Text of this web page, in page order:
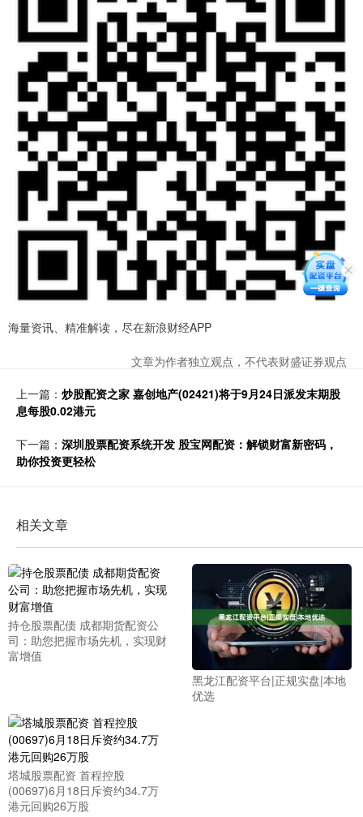
海量资讯、精准解读，尽在新浪财经APP
文章为作者独立观点，不代表财盛证券观点
上一篇： 炒股配资之家 嘉创地产(02421)将于9月24日派发末期股
息每股0.02港元
下一篇： 深圳股票配资系统开发 股宝网配资：解锁财富新密码，
助你投资更轻松
相关文章
持仓股票配债 成都期货配资公
司：助您把握市场先机，实现财
富增值
黑龙江配资平台|正规实盘|本地
优选
塔城股票配资 首程控股
(00697)6月18日斥资约34.7万
港元回购26万股